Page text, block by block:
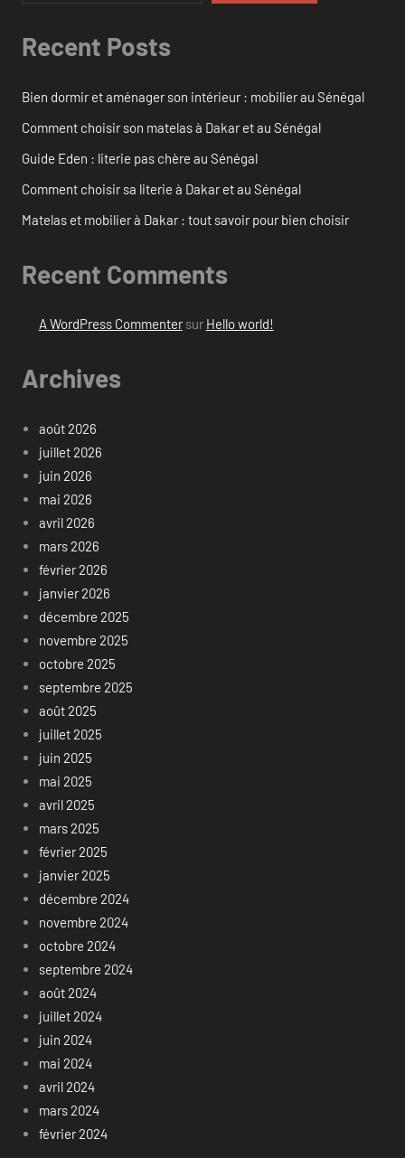
Recent Posts
Bien dormir et aménager son intérieur : mobilier au Sénégal
Comment choisir son matelas à Dakar et au Sénégal
Guide Eden : literie pas chère au Sénégal
Comment choisir sa literie à Dakar et au Sénégal
Matelas et mobilier à Dakar : tout savoir pour bien choisir
Recent Comments
A WordPress Commentersur Hello world!
Archives
août 2026
juillet 2026
juin 2026
mai 2026
avril 2026
mars 2026
février 2026
janvier 2026
décembre 2025
novembre 2025
octobre 2025
septembre 2025
août 2025
juillet 2025
juin 2025
mai 2025
avril 2025
mars 2025
février 2025
janvier 2025
décembre 2024
novembre 2024
octobre 2024
septembre 2024
août 2024
juillet 2024
juin 2024
mai 2024
avril 2024
mars 2024
février 2024